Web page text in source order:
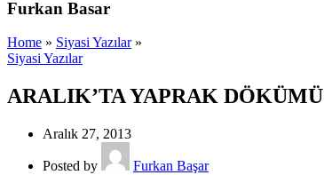
Furkan Basar
Home » Siyasi Yazılar»
Siyasi Yazılar
ARALIK’TA YAPRAK DÖKÜMÜ
Aralık 27, 2013
Posted by
Furkan Başar